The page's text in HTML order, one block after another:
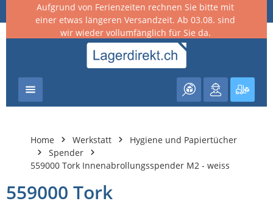
springen
Aufgrund von Ferienzeiten rechnen Sie bitte mit
einer etwas längeren Versandzeit. Ab 03.08. sind
wir wieder vollumfänglich für Sie da.
Home Werkstatt
Hygiene und Papiertücher
Spender
559000 Tork Innenabrollungsspender M2 - weiss
559000 Tork